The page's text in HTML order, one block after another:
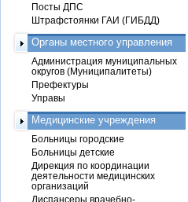
Посты ДПС
Штрафстоянки ГАИ (ГИБДД)
Органы местного управления
Администрация муниципальных
округов (Муниципалитеты)
Префектуры
Управы
Медицинские учреждения
Больницы городские
Больницы детские
Дирекция по координации
деятельности медицинских
организаций
Диспансеры врачебно-